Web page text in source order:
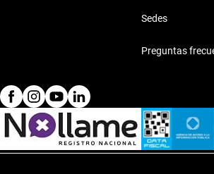
Sedes
Preguntas